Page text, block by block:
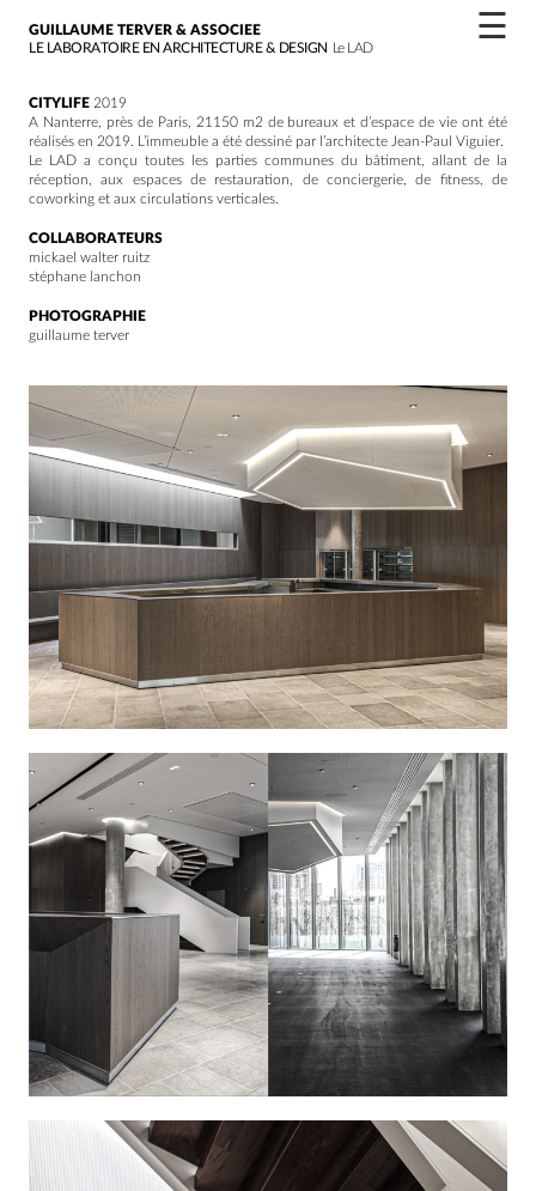
GUILLAUME TERVER & ASSOCIEE
LE LABORATOIRE EN ARCHITECTURE & DESIGN Le LAD
☰
CITYLIFE 2019
A Nanterre, près de Paris, 21150 m2 de bureaux et d’espace de vie ont été
réalisés en 2019. L’immeuble a été dessiné par l’architecte Jean-Paul Viguier.
Le LAD a conçu toutes les parties communes du bâtiment, allant de la
réception, aux espaces de restauration, de conciergerie, de fitness, de
coworking et aux circulations verticales.
COLLABORATEURS
mickael walter ruitz
stéphane lanchon
PHOTOGRAPHIE
guillaume terver